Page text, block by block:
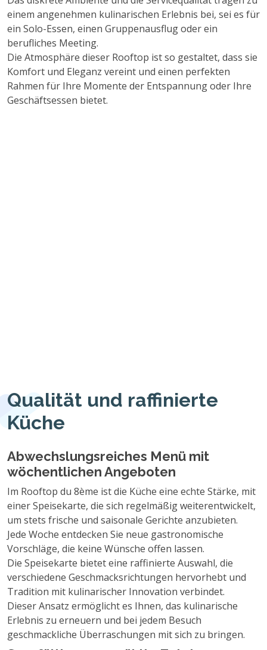
einem angenehmen kulinarischen Erlebnis bei, sei es für
ein Solo-Essen, einen Gruppenausflug oder ein
berufliches Meeting.
Die Atmosphäre dieser Rooftop ist so gestaltet, dass sie
Komfort und Eleganz vereint und einen perfekten
Rahmen für Ihre Momente der Entspannung oder Ihre
Geschäftsessen bietet.
Qualität und raffinierte
Küche
Abwechslungsreiches Menü mit
wöchentlichen Angeboten
Im Rooftop du 8ème ist die Küche eine echte Stärke, mit
einer Speisekarte, die sich regelmäßig weiterentwickelt,
um stets frische und saisonale Gerichte anzubieten.
Jede Woche entdecken Sie neue gastronomische
Vorschläge, die keine Wünsche offen lassen.
Die Speisekarte bietet eine raffinierte Auswahl, die
verschiedene Geschmacksrichtungen hervorhebt und
Tradition mit kulinarischer Innovation verbindet.
Dieser Ansatz ermöglicht es Ihnen, das kulinarische
Erlebnis zu erneuern und bei jedem Besuch
geschmackliche Überraschungen mit sich zu bringen.